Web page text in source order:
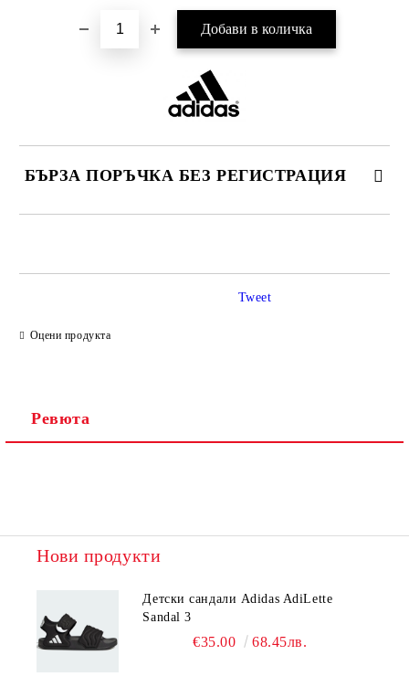
БЪРЗА ПОРЪЧКА БЕЗ РЕГИСТРАЦИЯ
Оцени продукта
Tweet
Ревюта
Нови продукти
Детски сандали Adidas AdiLette
Sandal 3
€35.00 68.45лв.